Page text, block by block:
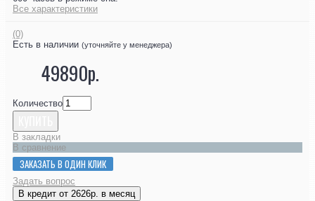
Все характеристики
(0)
Есть в наличии (уточняйте у менеджера)
49890р.
Количество
В закладки
В сравнение
ЗАКАЗАТЬ В ОДИН КЛИК
Задать вопрос
В кредит от 2626р. в месяц